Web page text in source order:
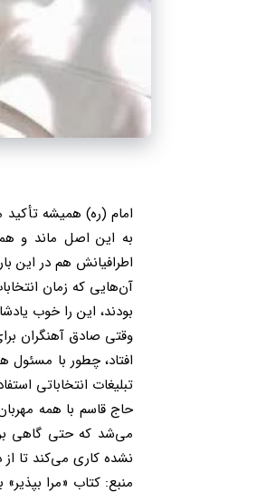
امام (ره) همیشه
به این اصل ماند و
اطرافیانش هم در این
بودند، این را خوب
وقتی صادق آهنگران
افتاد، چطور با
تبلیغات انتخاباتی
حاج قاسم با همه
می‌شد که حتی گاهی
نشده کاری می‌کند تا
منبع: کتاب «مرا